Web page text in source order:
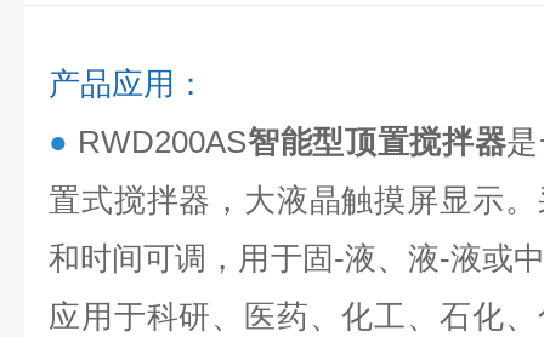
产品应用：
● RWD200AS智能型顶置搅拌器
置式搅拌器，大液晶触摸屏显示
和时间可调，用于固-液、液-液或
应用于科研、医药、化工、石化